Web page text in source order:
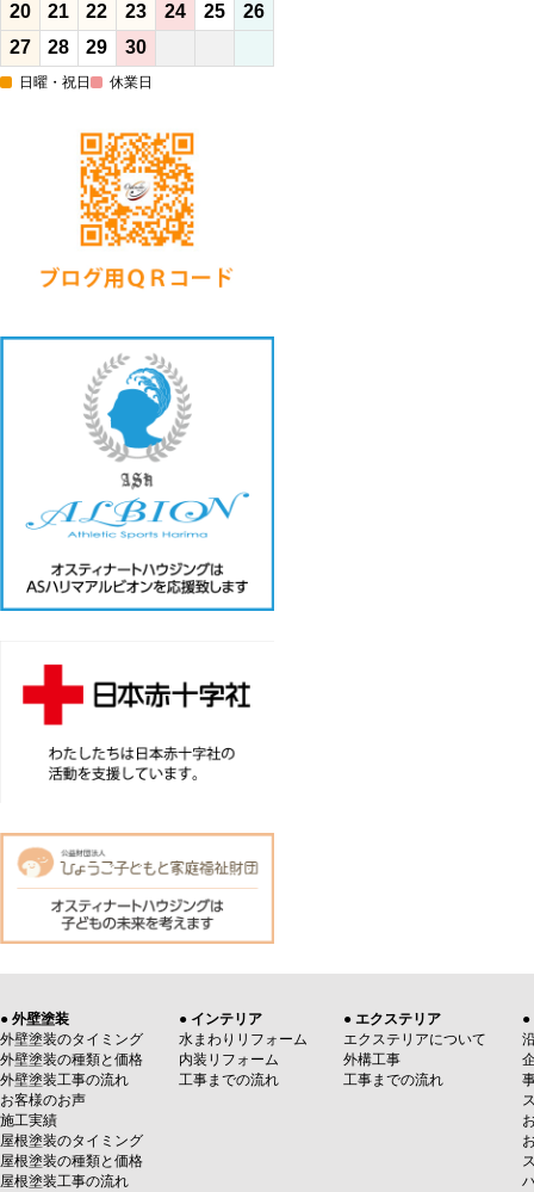
20
21 22 23 24 25
26
27
28 29 30
日曜・祝日 休業日
● 外壁塗装
外壁塗装のタイミング
外壁塗装の種類と価格
外壁塗装工事の流れ
お客様のお声
施工実績
屋根塗装のタイミング
屋根塗装の種類と価格
屋根塗装工事の流れ
● インテリア
水まわりリフォーム
内装リフォーム
工事までの流れ
● エクステリア
エクステリアについて
外構工事
工事までの流れ
●